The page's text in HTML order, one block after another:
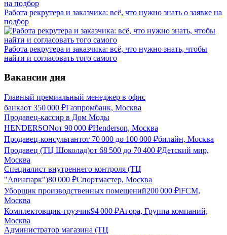
Работа рекрутера и заказчика: всё, что нужно знать о заявке на
подбор
Работа рекрутера и заказчика: всё, что нужно знать, чтобы
найти и согласовать того самого
Вакансии дня
Главный премиальный менеджер в офис
банкаот 350 000 ₽Газпромбанк, Москва
Продавец-кассир в Дом Моды
HENDERSONот 90 000 ₽Henderson, Москва
Продавец-консультантот 70 000 до 100 000 ₽билайн, Москва
Продавец (ТЦ Шоколад)от 68 500 до 70 400 ₽Детский мир,
Москва
Специалист внутреннего контроля (ТЦ
"Авиапарк")80 000 ₽Спортмастер, Москва
Уборщик производственных помещений200 000 ₽iFCM,
Москва
Комплектовщик-грузчик94 000 ₽Агора, Группа компаний,
Москва
Администратор магазина (ТЦ